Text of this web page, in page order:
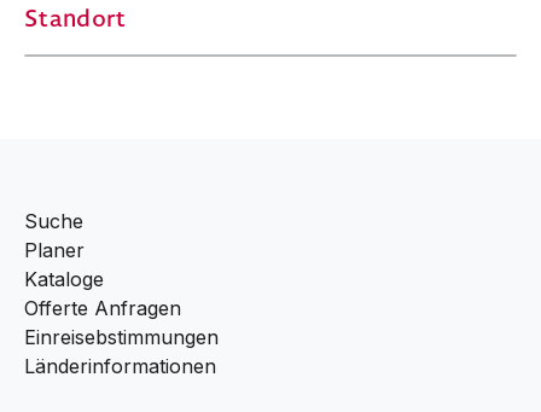
Standort
Suche
Planer
Kataloge
Offerte Anfragen
Einreisebstimmungen
Länderinformationen